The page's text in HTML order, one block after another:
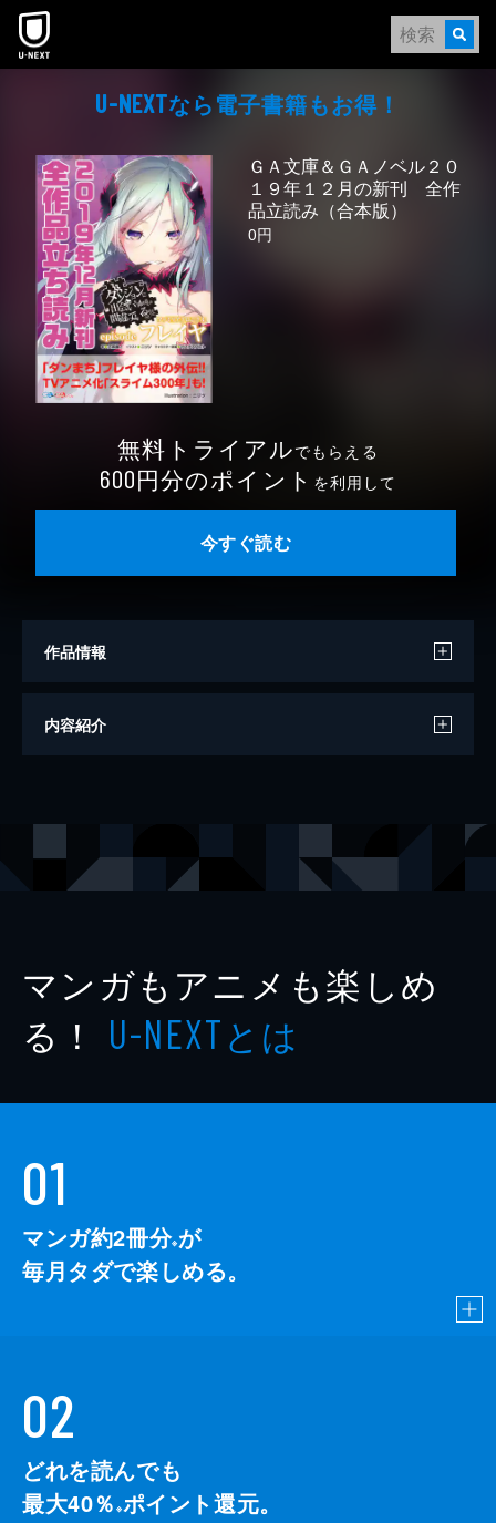
本文へスキップ
U-NEXTなら電⼦書籍もお得！
ＧＡ文庫＆ＧＡノベル２０
１９年１２月の新刊 全作
品立読み（合本版）
0円
無料トライアルでもらえる
600円分のポイント を利用して
今すぐ読む
作品情報
著者
著者 森田季節
西沢５ミリ
イラストレーター shri
イラストレーター kyo
レーベル
内容紹介
マンガもアニメも楽しめ
る！ U-NEXTとは
01
マンガ約2冊分※が
毎月タダで楽しめる。
02
どれを読んでも
最大40％ ※ポイント還元。